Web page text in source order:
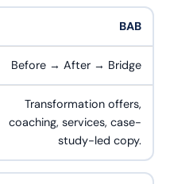
BAB
Before → After → Bridge
Transformation offers,
coaching, services, case-
study-led copy.